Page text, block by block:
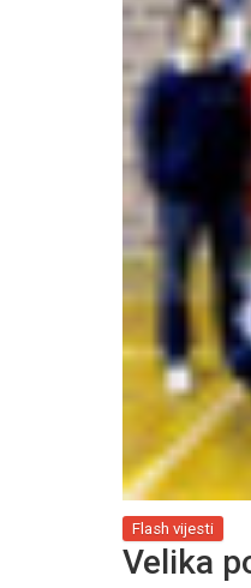
Flash vijesti
Velika